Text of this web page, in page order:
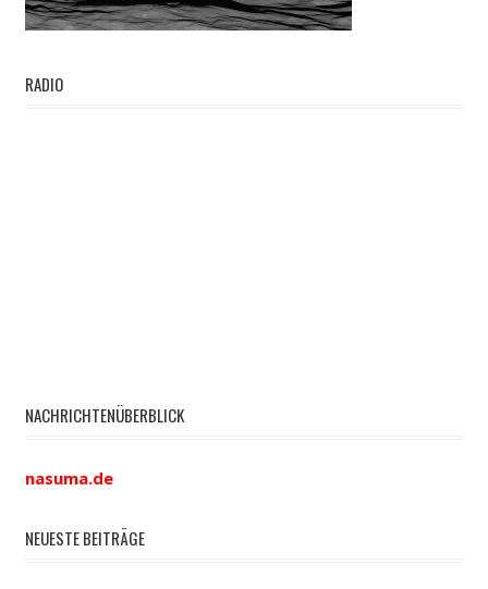
RADIO
NACHRICHTENÜBERBLICK
nasuma.de
NEUESTE BEITRÄGE